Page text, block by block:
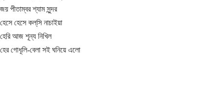
জয় পীতাম্বর শ্যাম সুন্দর
হেসে হেসে কল্‌সি নাচাইয়া
হেরি আজ শূন্য নিখিল
হের গোধূলি-বেলা সই ঘনিয়ে এলো